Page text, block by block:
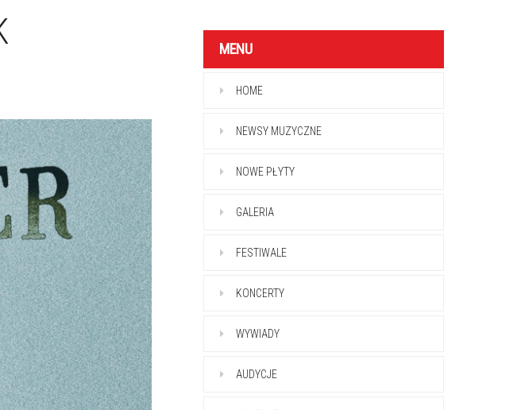
MENU
HOME
NEWSY MUZYCZNE
NOWE PŁYTY
GALERIA
FESTIWALE
KONCERTY
WYWIADY
AUDYCJE